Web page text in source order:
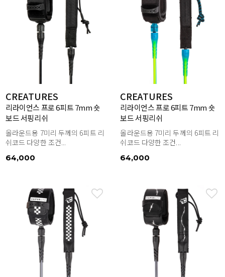
CREATURES
리라이언스 프로 6피트 7mm 숏
보드 서핑리쉬
올라운드용 7미리 두께의 6피트 리
쉬코드 다양한 조건...
64,000
CREATURES
리라이언스 프로 6피트 7mm 숏
보드 서핑리쉬
올라운드용 7미리 두께의 6피트 리
쉬코드 다양한 조건...
64,000